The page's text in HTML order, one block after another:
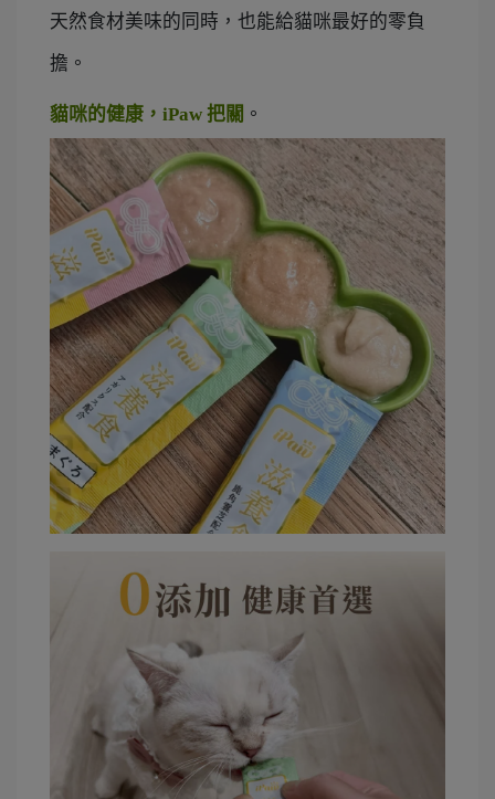
天然食材美味的同時，也能給貓咪最好的零負
擔。
貓咪的健康，iPaw 把關 。